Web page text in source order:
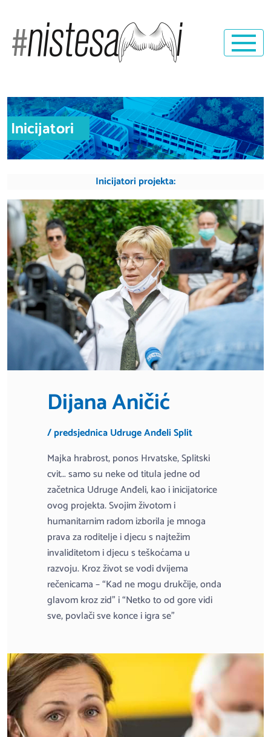
Inicijatori
Inicijatori projekta:
Dijana Aničić
/ predsjednica Udruge Anđeli Split
Majka hrabrost, ponos Hrvatske, Splitski
cvit… samo su neke od titula jedne od
začetnica Udruge Anđeli, kao i inicijatorice
ovog projekta. Svojim životom i
humanitarnim radom izborila je mnoga
prava za roditelje i djecu s najtežim
invaliditetom i djecu s teškoćama u
razvoju. Kroz život se vodi dvijema
rečenicama – “Kad ne mogu drukčije, onda
glavom kroz zid” i “Netko to od gore vidi
sve, povlači sve konce i igra se”